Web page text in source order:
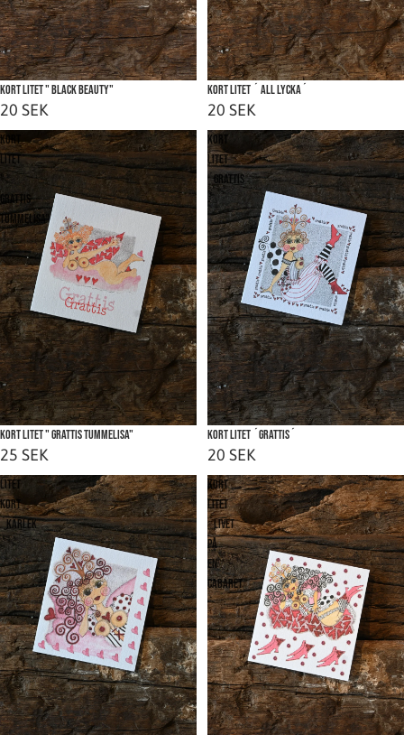
kort litet " Black beauty"
20 SEK
kort litet ´ All Lycka´
20 SEK
Kort
litet
"
Grattis
Tummelisa"
Kort litet " Grattis Tummelisa"
25 SEK
Kort
litet
´Grattis
´
Kort litet ´Grattis´
20 SEK
Litet
kort
´Kärlek
´
Kort
litet
´Livet
på
en
cabaret
´